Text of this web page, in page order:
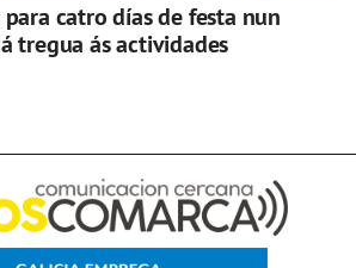
para catro días de festa nun
tregua ás actividades